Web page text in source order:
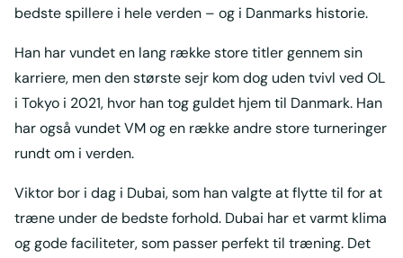
bedste spillere i hele verden – og i Danmarks historie.
Han har vundet en lang række store titler gennem sin
karriere, men den største sejr kom dog uden tvivl ved OL
i Tokyo i 2021, hvor han tog guldet hjem til Danmark. Han
har også vundet VM og en række andre store turneringer
rundt om i verden.
Viktor bor i dag i Dubai, som han valgte at flytte til for at
træne under de bedste forhold. Dubai har et varmt klima
og gode faciliteter, som passer perfekt til træning. Det